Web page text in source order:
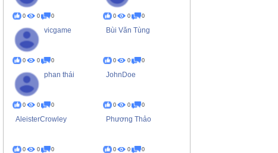
0 0 0 0 0 0
vicgame
0 0 0
Bùi Văn Tùng
0 0 0
phan thái
0 0 0
JohnDoe
0 0 0
AleisterCrowley
0 0 0
Phương Thảo
0 0 0